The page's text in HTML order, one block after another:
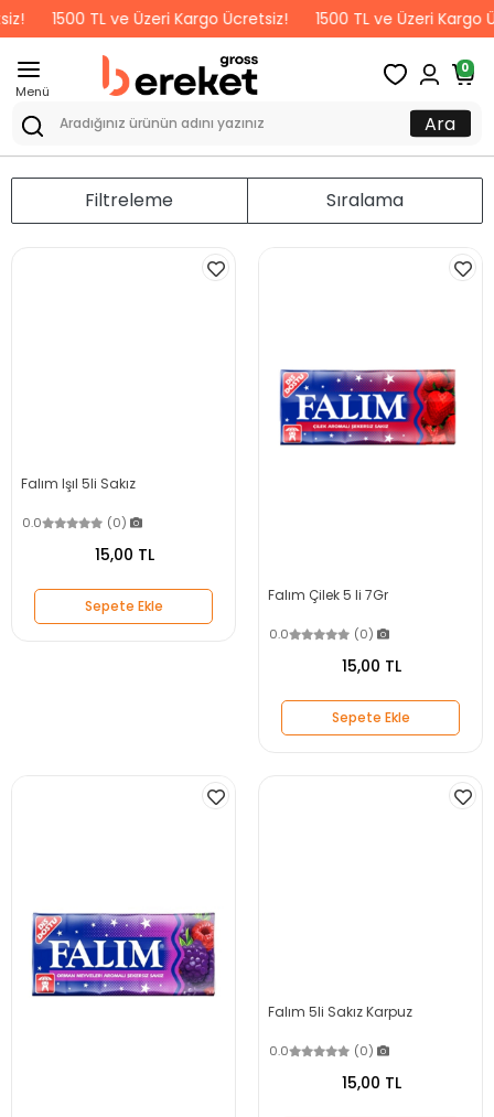
1500 TL ve Üzeri Kargo Ücretsiz! 1500 TL ve Üzeri Kargo
Menü
0
Ara
Filtreleme Sıralama
Falım Işıl 5li Sakız
0.0 (0)
15,00 TL
Sepete Ekle
Falım Çilek 5 li 7Gr
0.0 (0)
15,00 TL
Sepete Ekle
Falım 5li Sakız Karpuz
0.0 (0)
15,00 TL